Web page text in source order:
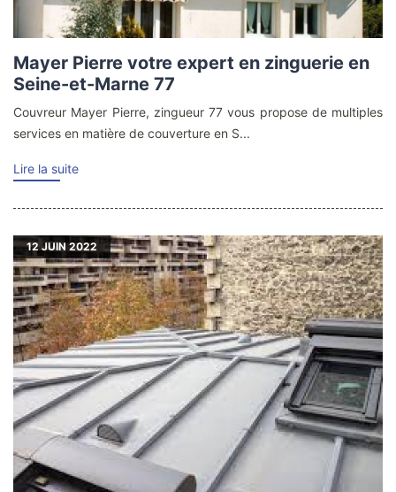
Mayer Pierre votre expert en zinguerie en
Seine-et-Marne 77
Couvreur Mayer Pierre, zingueur 77 vous propose de multiples
services en matière de couverture en S...
Lire la suite
12 JUIN 2022